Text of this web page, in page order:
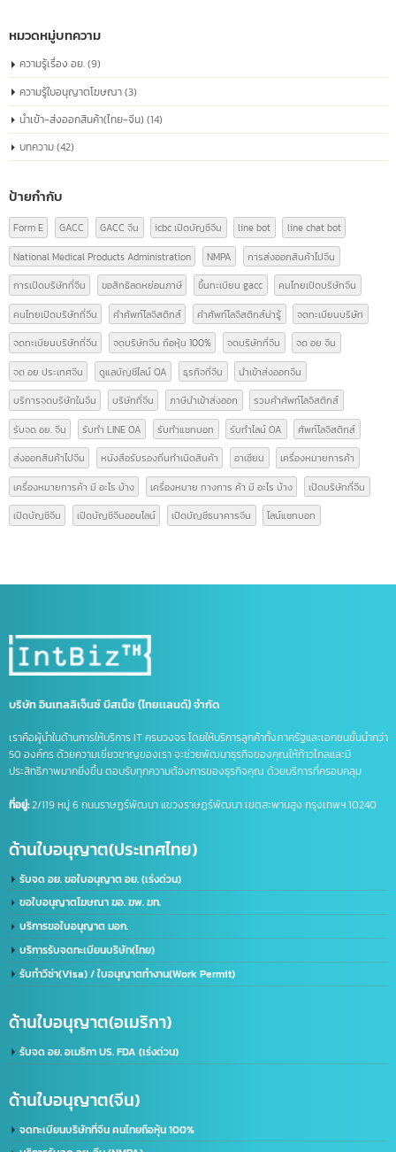
หมายเลขจดทะเบียนบริษัทจีน หรือ "Unified Social Credit Code" (统一社会信
代码) เป็นหมายเลขที่ออกให้กับบริษัทที่จดทะเบียนในประเทศจีน ใช้ระบุตัวตนของ
บริษัทในกิจกรรมทางธุรกิจและด้านกฎหมาย หมายเลขนี้ประกอบด้วยข้อมูลเกี่ยว
สถานะทางกฎหมาย ประเภทขององค์กร และข้อมูลที่เกี่ยวข้องอื่นๆ ซึ่งเป็นสิ่งจำเป็
การดำเนินธุรกิจอย่างถูกต้องตามกฎหมายในประเทศจีน
หมวดหมู่บทความ
ความรู้เรื่อง อย.(9)
ความรู้ใบอนุญาตโฆษณา(3)
นำเข้า-ส่งออกสินค้า(ไทย-จีน)(14)
บทความ(42)
ป้ายกำกับ
Form E GACC GACC จีน icbc เปิดบัญชีจีน line bot
line chat bot
National Medical Products Administration
NMPA การส่งออกสินค้าไปจีน
การเปิดบริษัทที่จีน ขอสิทธิลดหย่อนภาษี ขึ้นทะเบียน gacc
คนไทยเปิดบริษัทจีน
คนไทยเปิดบริษัทที่จีน
คำศัพท์โลจิสติกส์ คำศัพท์โลจิสติกส์น่ารู้
จดทะเบียนบริษัท
รับจด อย. จีน
รับทำ LINE OA
ส่งออกสินค้าไปจีน หนังสือรับรองถิ่นกำเนิดสินค้า
เครื่องหมายการค้า มี อะไร บ้าง
เครื่องหมาย ทางการ ค้า มี อะไร บ้าง
บริษัท อินเทลลิเจ็นซ์ บีสเน็ซ (ไทยเเลนด์) จำกัด
เราคือผู้นำในด้านการให้บริการ IT ครบวงจร โดยให้บริการลูกค้าทั้งภาครัฐและเอกชนชั้นนำ
50 องค์กร ด้วยความเชี่ยวชาญของเรา จะช่วยพัฒนาธุรกิจของคุณให้ก้าวไกลและมี
ที่อยู่:2/119 หมู่ 6 ถนนราษฏร์พัฒนา แขวงราษฏร์พัฒนา เขตสะพานสูง กรุงเทพฯ 10240
รับจด อย. ขอใบอนุญาต อย. (เร่งด่วน)
ขอใบอนุญาตโฆษณา ฆอ. ฆพ. ฆท.